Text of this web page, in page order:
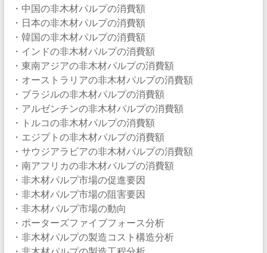
・中国の非木材パルプの消費額
・日本の非木材パルプの消費額
・韓国の非木材パルプの消費額
・インドの非木材パルプの消費額
・東南アジアの非木材パルプの消費額
・オーストラリアの非木材パルプの消費額
・ブラジルの非木材パルプの消費額
・アルゼンチンの非木材パルプの消費額
・トルコの非木材パルプの消費額
・エジプトの非木材パルプの消費額
・サウジアラビアの非木材パルプの消費額
・南アフリカの非木材パルプの消費額
・非木材パルプ市場の促進要因
・非木材パルプ市場の阻害要因
・非木材パルプ市場の動向
・ポーターズファイブフォース分析
・非木材パルプの製造コスト構造分析